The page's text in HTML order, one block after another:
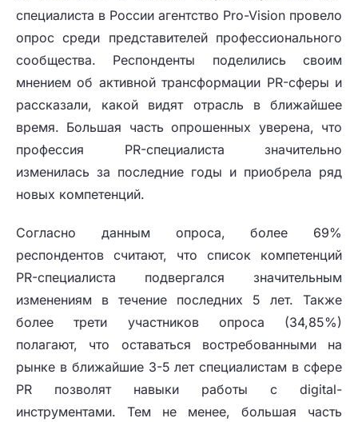
специалиста в России агентство Pro-Vision провело
опрос среди представителей профессионального
сообщества. Респонденты поделились своим
мнением об активной трансформации PR-сферы и
рассказали, какой видят отрасль в ближайшее
время. Большая часть опрошенных уверена, что
профессия PR-специалиста значительно
изменилась за последние годы и приобрела ряд
новых компетенций.
Согласно данным опроса, более 69%
респондентов считают, что список компетенций
PR-специалиста подвергался значительным
изменениям в течение последних 5 лет. Также
более трети участников опроса (34,85%)
полагают, что оставаться востребованными на
рынке в ближайшие 3-5 лет специалистам в сфере
PR позволят навыки работы с digital-
инструментами. Тем не менее, большая часть